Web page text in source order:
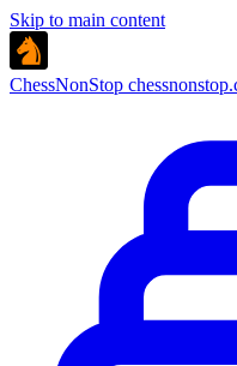
Skip to main content
ChessNonStop